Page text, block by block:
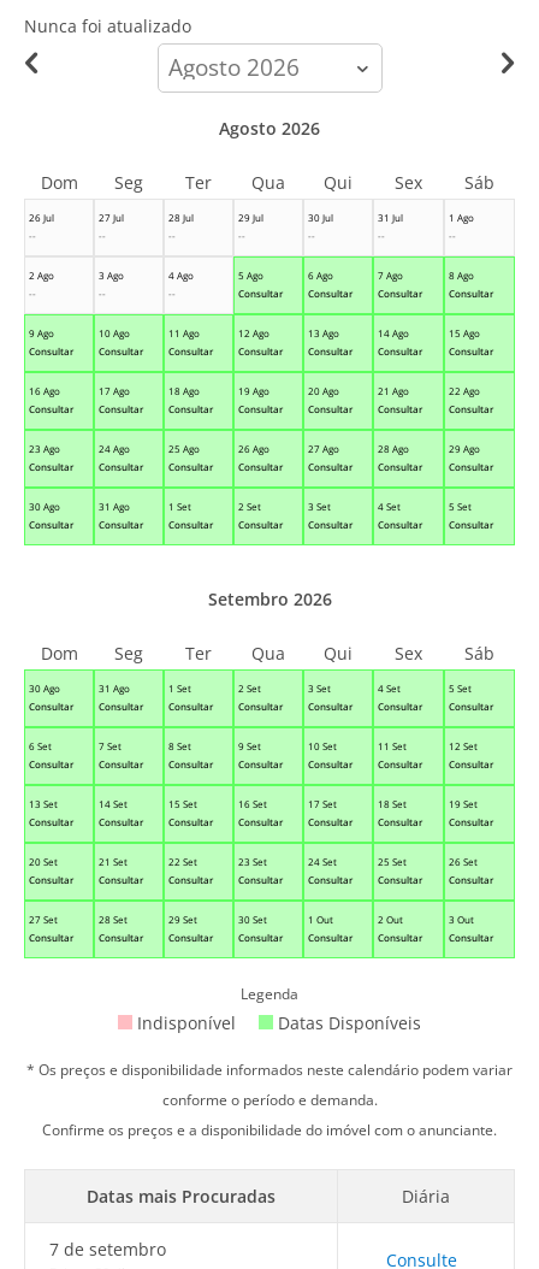
Nunca foi atualizado
calendar-
month
26 Jul
--
27 Jul
--
28 Jul
--
29 Jul
--
30 Jul
--
31 Jul
--
1 Ago
--
2 Ago
--
3 Ago
--
4 Ago
--
5 Ago
Consultar
6 Ago
Consultar
7 Ago
Consultar
8 Ago
Consultar
9 Ago
Consultar
10 Ago
Consultar
11 Ago
Consultar
12 Ago
Consultar
13 Ago
Consultar
14 Ago
Consultar
15 Ago
Consultar
16 Ago
Consultar
17 Ago
Consultar
18 Ago
Consultar
19 Ago
Consultar
20 Ago
Consultar
21 Ago
Consultar
22 Ago
Consultar
23 Ago
Consultar
24 Ago
Consultar
25 Ago
Consultar
26 Ago
Consultar
27 Ago
Consultar
28 Ago
Consultar
29 Ago
Consultar
30 Ago
Consultar
31 Ago
Consultar
1 Set
Consultar
2 Set
Consultar
3 Set
Consultar
4 Set
Consultar
5 Set
Consultar
Agosto 2026
Dom Seg Ter Qua Qui Sex Sáb
30 Ago
Consultar
31 Ago
Consultar
1 Set
Consultar
2 Set
Consultar
3 Set
Consultar
4 Set
Consultar
5 Set
Consultar
6 Set
Consultar
7 Set
Consultar
8 Set
Consultar
9 Set
Consultar
10 Set
Consultar
11 Set
Consultar
12 Set
Consultar
13 Set
Consultar
14 Set
Consultar
15 Set
Consultar
16 Set
Consultar
17 Set
Consultar
18 Set
Consultar
19 Set
Consultar
20 Set
Consultar
21 Set
Consultar
22 Set
Consultar
23 Set
Consultar
24 Set
Consultar
25 Set
Consultar
26 Set
Consultar
27 Set
Consultar
28 Set
Consultar
29 Set
Consultar
30 Set
Consultar
1 Out
Consultar
2 Out
Consultar
3 Out
Consultar
Setembro 2026
Dom Seg Ter Qua Qui Sex Sáb
Legenda
Indisponível Datas Disponíveis
* Os preços e disponibilidade informados neste calendário podem variar
conforme o período e demanda.
Confirme os preços e a disponibilidade do imóvel com o anunciante.
Datas mais Procuradas Diária
7 de setembro Consulte